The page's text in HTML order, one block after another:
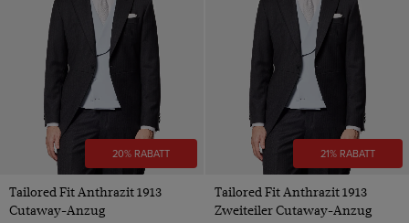
20% RABATT
Tailored Fit Anthrazit 1913
Cutaway-Anzug
21% RABATT
Tailored Fit Anthrazit 1913
Zweiteiler Cutaway-Anzug